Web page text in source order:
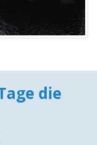
die